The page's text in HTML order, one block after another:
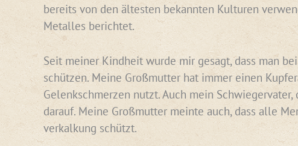
bereits von den ältesten bekannten Kulturen
Metalles berichtet.
Seit meiner Kindheit wurde mir gesagt, dass man
schützen. Meine Großmutter hat immer einen
Gelenkschmerzen nutzt. Auch mein
darauf. Meine Großmutter meinte auch, dass alle
verkalkung schützt.